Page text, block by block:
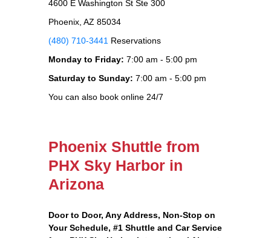
4600 E Washington St Ste 300
Phoenix, AZ 85034
(480) 710-3441 Reservations
Monday to Friday: 7:00 am - 5:00 pm
Saturday to Sunday: 7:00 am - 5:00 pm
You can also book online 24/7
Phoenix Shuttle from
PHX Sky Harbor in
Arizona
Door to Door, Any Address, Non-Stop on
Your Schedule, #1 Shuttle and Car Service